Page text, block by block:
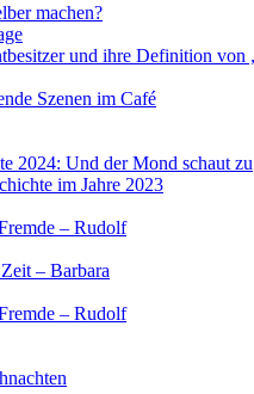
machen?
und ihre Definition von
Szenen im Café
2024: Und der Mond schaut zu
im Jahre 2023
– Rudolf
– Barbara
– Rudolf